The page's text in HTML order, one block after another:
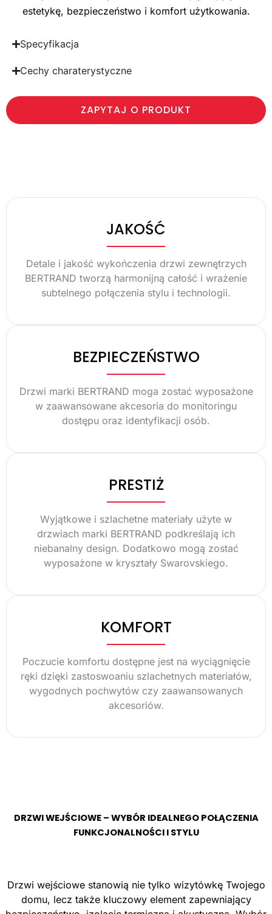
estetykę, bezpieczeństwo i komfort użytkowania.
Specyfikacja
Cechy charaterystyczne
ZAPYTAJ O PRODUKT
JAKOŚĆ
Detale i jakość wykończenia drzwi zewnętrzych
BERTRAND tworzą harmonijną całość i wrażenie
subtelnego połączenia stylu i technologii.
BEZPIECZEŃSTWO
Drzwi marki BERTRAND moga zostać wyposażone
w zaawansowane akcesoria do monitoringu
dostępu oraz identyfikacji osób.
PRESTIŻ
Wyjątkowe i szlachetne materiały użyte w
drzwiach marki BERTRAND podkreślają ich
niebanalny design. Dodatkowo mogą zostać
wyposażone w kryształy Swarovskiego.
KOMFORT
Poczucie komfortu dostępne jest na wyciągnięcie
ręki dzięki zastoswoaniu szlachetnych materiałów,
wygodnych pochwytów czy zaawansowanych
akcesoriów.
DRZWI WEJŚCIOWE – WYBÓR IDEALNEGO POŁĄCZENIA
FUNKCJONALNOŚCI I STYLU
Drzwi wejściowe stanowią nie tylko wizytówkę Twojego
domu, lecz także kluczowy element zapewniający